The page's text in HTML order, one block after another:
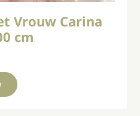
Vrouw Carina
cm